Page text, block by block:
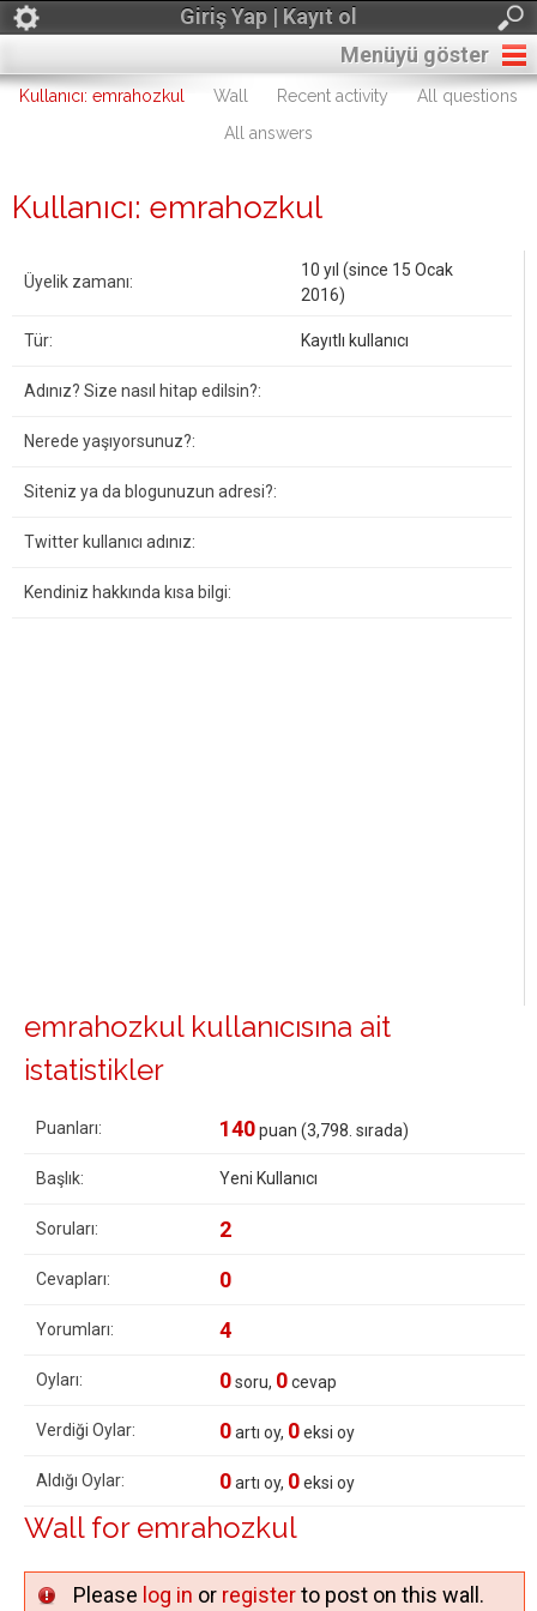
Giriş Yap | Kayıt ol
Menüyü göster
Kullanıcı: emrahozkul Wall Recent activity
All questions
All answers
Kullanıcı: emrahozkul
Üyelik zamanı:
10 yıl (since 15 Ocak
2016)
Tür: Kayıtlı kullanıcı
Adınız? Size nasıl hitap edilsin?:
Nerede yaşıyorsunuz?:
Siteniz ya da blogunuzun adresi?:
Twitter kullanıcı adınız:
Kendiniz hakkında kısa bilgi:
emrahozkul kullanıcısına ait
istatistikler
Puanları: 140puan (3,798 . sırada)
Başlık: Yeni Kullanıcı
Soruları: 2
Cevapları: 0
Yorumları: 4
Oyları: 0soru, 0cevap
Verdiği Oylar: 0artı oy, 0eksi oy
Aldığı Oylar: 0artı oy, 0eksi oy
Wall for emrahozkul
Please log in or registerto post on this wall.